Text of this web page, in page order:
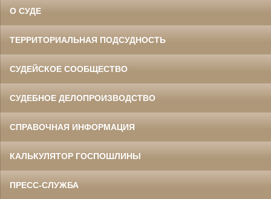
О СУДЕ
ТЕРРИТОРИАЛЬНАЯ ПОДСУДНОСТЬ
СУДЕЙСКОЕ СООБЩЕСТВО
СУДЕБНОЕ ДЕЛОПРОИЗВОДСТВО
СПРАВОЧНАЯ ИНФОРМАЦИЯ
КАЛЬКУЛЯТОР ГОСПОШЛИНЫ
ПРЕСС-СЛУЖБА